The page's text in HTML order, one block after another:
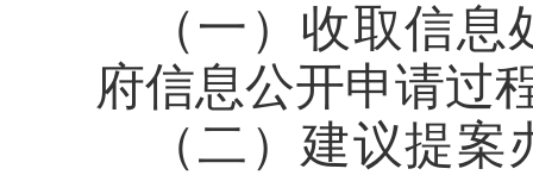
（一）收取信
府信息公开申请过
（二）建议提